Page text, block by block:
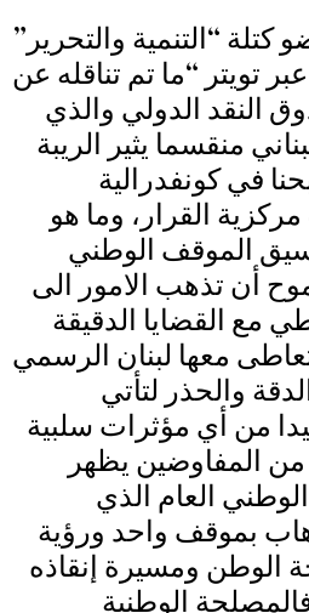
كتلة “التنمية والتحرير”
تويتر “ما تم تناقله عن
النقد الدولي والذي
منقسما يثير الريبة
في كونفدرالية
القرار، وما هو
الموقف الوطني
أن تذهب الامور الى
مع القضايا الدقيقة
معها لبنان الرسمي
والحذر لتأتي
من أي مؤثرات سلبية
المفاوضين يظهر
العام الذي
بموقف واحد ورؤية
ومسيرة إنقاذه
الوطنية